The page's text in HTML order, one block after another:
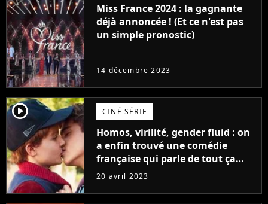
Miss France 2024 : la gagnante
déjà annoncée ! (Et ce n'est pas
un simple pronostic)
14 décembre 2023
player2 CINÉ SÉRIE
Homos, virilité, gender fluid : on
a enfin trouvé une comédie
française qui parle de tout ça
sans être super ringarde
20 avril 2023